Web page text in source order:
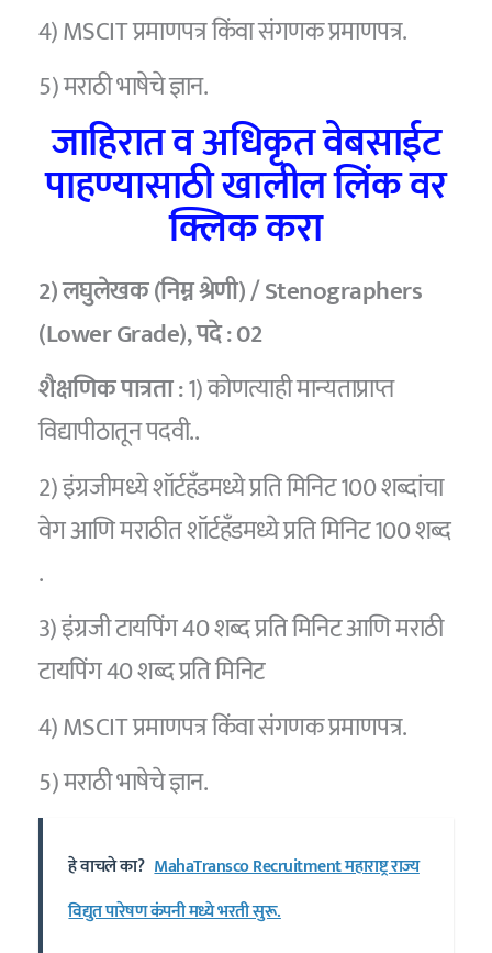
4) MSCIT प्रमाणपत्र किंवा संगणक प्रमाणपत्र.
5) मराठी भाषेचे ज्ञान.
जाहिरात व अधिकृत वेबसाईट
पाहण्यासाठी खालील लिंक वर
क्लिक करा
2) लघुलेखक (निम्न श्रेणी) / Stenographers
(Lower Grade),पदे :02
शैक्षणिक पात्रता :1) कोणत्याही मान्यताप्राप्त
विद्यापीठातून पदवी..
2) इंग्रजीमध्ये शॉर्टहँडमध्ये प्रति मिनिट 100 शब्दांचा
वेग आणि मराठीत शॉर्टहँडमध्ये प्रति मिनिट 100 शब्द
.
3) इंग्रजी टायपिंग 40 शब्द प्रति मिनिट आणि मराठी
टायपिंग 40 शब्द प्रति मिनिट
4) MSCIT प्रमाणपत्र किंवा संगणक प्रमाणपत्र.
5) मराठी भाषेचे ज्ञान.
हे वाचले का? MahaTransco Recruitment महाराष्ट्र राज्य
विद्युत पारेषण कंपनी मध्ये भरती सुरू.